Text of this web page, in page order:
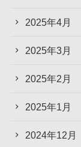
2025年4月
2025年3月
2025年2月
2025年1月
2024年12月